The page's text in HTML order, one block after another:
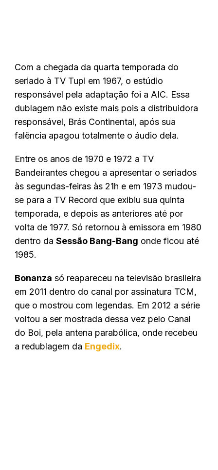
Com a chegada da quarta temporada do
seriado à TV Tupi em 1967, o estúdio
responsável pela adaptação foi a AIC. Essa
dublagem não existe mais pois a distribuidora
responsável, Brás Continental, após sua
falência apagou totalmente o áudio dela.
Entre os anos de 1970 e 1972 a TV
Bandeirantes chegou a apresentar o seriados
às segundas-feiras às 21h e em 1973 mudou-
se para a TV Record que exibiu sua quinta
temporada, e depois as anteriores até por
volta de 1977. Só retornou à emissora em 1980
dentro da Sessão Bang-Bang onde ficou até
1985.
Bonanza só reapareceu na televisão brasileira
em 2011 dentro do canal por assinatura TCM,
que o mostrou com legendas. Em 2012 a série
voltou a ser mostrada dessa vez pelo Canal
do Boi, pela antena parabólica, onde recebeu
a redublagem da Engedix.